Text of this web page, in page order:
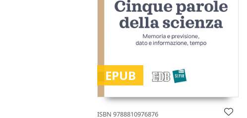
EPUB
ISBN 9788810976876